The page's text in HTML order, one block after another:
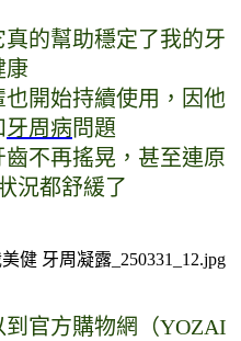
的幫助穩定了我的牙
康
開始持續使用，因他
牙周病問題
不再搖晃，甚至連原
況都舒緩了
官方購物網（YOZAI